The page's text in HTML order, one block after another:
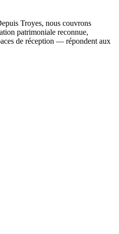
Troyes, nous couvrons
patrimoniale reconnue,
de réception — répondent aux